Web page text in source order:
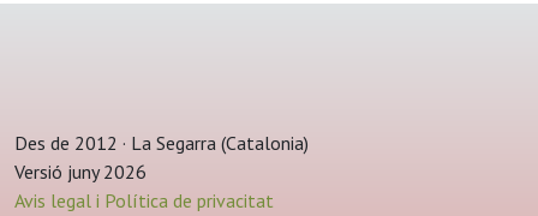
Des de 2012 · La Segarra (Catalonia)
Versió juny 2026
Avis legal i Política de privacitat